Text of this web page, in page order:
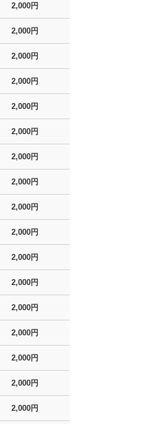
2,000円
2,000円
2,000円
2,000円
2,000円
2,000円
2,000円
2,000円
2,000円
2,000円
2,000円
2,000円
2,000円
2,000円
2,000円
2,000円
2,000円